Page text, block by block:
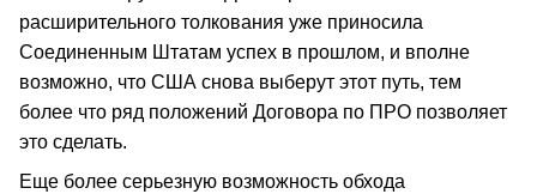
расширительного толкования уже приносила
Соединенным Штатам успех в прошлом, и вполне
возможно, что США снова выберут этот путь, тем
более что ряд положений Договора по ПРО позволяет
это сделать.
Еще более серьезную возможность обхода